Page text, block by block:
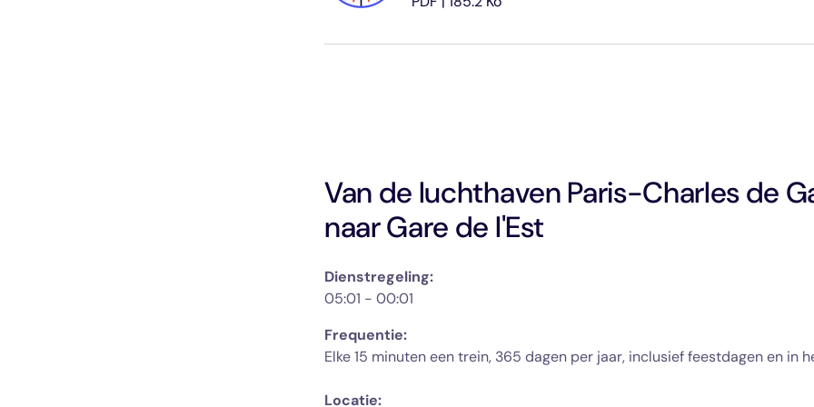
Van de luchthaven Paris-Charles de
naar Gare de l'Est
Dienstregeling:
05:01 - 00:01
Frequentie:
Locatie: